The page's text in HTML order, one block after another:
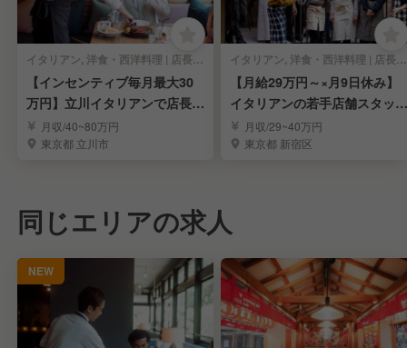
イタリアン, 洋食・西洋料理 | 店長・店長候補
【インセンティブ毎月最大30
万円】立川イタリアンで店長候
補を募集！
月収/40~80万円
東京都 立川市
イタリアン, 洋食・西洋料理 | 店長・店長候補
【月給29万円～×月9日休み】
イタリアンの若手店舗スタッフ
募集月収/29~40万円
東京都 新宿区
同じエリアの求人
NEW